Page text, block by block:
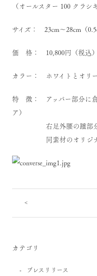
（オールスター 100 クラシ
サイズ： 23cm～28cm（
価 格： 10,800円（税込）
カラー： ホワイトとオリ
特 徴： アッパー部分に
ア）
右足外腰の踵部分に
同素材のオリジナル
<
カテゴリ
プレスリリース